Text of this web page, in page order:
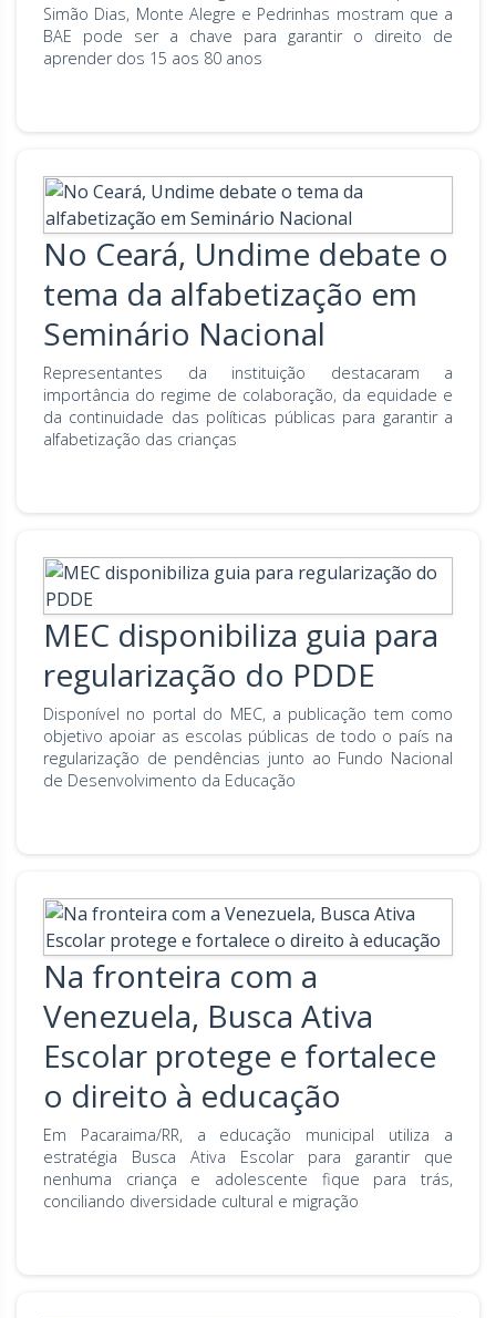
Simão Dias, Monte Alegre e Pedrinhas mostram que a
BAE pode ser a chave para garantir o direito de
aprender dos 15 aos 80 anos
No Ceará, Undime debate o
tema da alfabetização em
Seminário Nacional
Representantes da instituição destacaram a
importância do regime de colaboração, da equidade e
da continuidade das políticas públicas para garantir a
alfabetização das crianças
MEC disponibiliza guia para
regularização do PDDE
Disponível no portal do MEC, a publicação tem como
objetivo apoiar as escolas públicas de todo o país na
regularização de pendências junto ao Fundo Nacional
de Desenvolvimento da Educação
Na fronteira com a
Venezuela, Busca Ativa
Escolar protege e fortalece
o direito à educação
Em Pacaraima/RR, a educação municipal utiliza a
estratégia Busca Ativa Escolar para garantir que
nenhuma criança e adolescente fique para trás,
conciliando diversidade cultural e migração